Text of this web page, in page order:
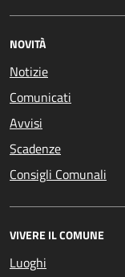
NOVITÀ
Notizie
Comunicati
Avvisi
Scadenze
Consigli Comunali
VIVERE IL COMUNE
Luoghi